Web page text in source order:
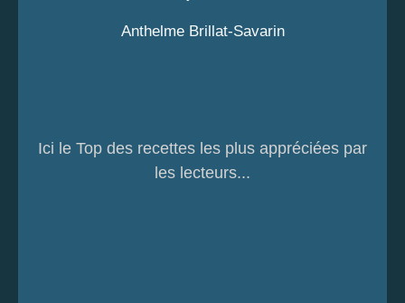
Anthelme Brillat-Savarin
Ici le Top des recettes les plus appréciées par
les lecteurs...